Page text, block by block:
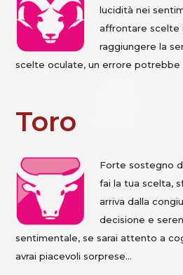
lucidità nei
affrontare scelte
raggiungere la
scelte oculate, un errore potrebbe
Toro
Forte sostegno
fai la tua scelta,
arriva dalla
decisione e
sentimentale, se sarai attento a
avrai piacevoli sorprese…